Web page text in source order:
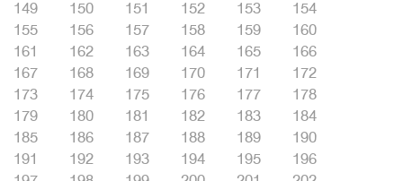
149
150 151 152 153
154
155
156 157 158 159
160
161
162 163 164 165
166
167
168 169 170 171
172
173
174 175 176 177
178
179
180 181 182 183
184
185
186 187 188 189
190
191
192 193 194 195
196